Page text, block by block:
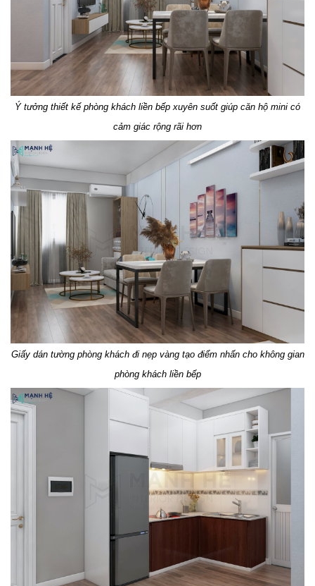
Ý tưởng thiết kế phòng khách liền bếp xuyên suốt giúp căn hộ mini có
cảm giác rộng rãi hơn
Giấy dán tường phòng khách đi nẹp vàng tạo điểm nhấn cho không gian
phòng khách liền bếp